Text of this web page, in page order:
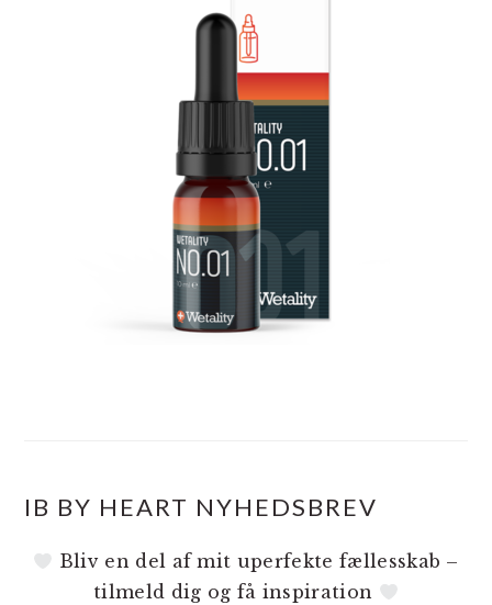
IB BY HEART NYHEDSBREV
Bliv en del af mit uperfekte fællesskab –
tilmeld dig og få inspiration